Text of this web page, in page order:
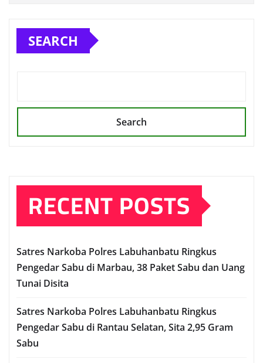
SEARCH
Search
RECENT POSTS
Satres Narkoba Polres Labuhanbatu Ringkus
Pengedar Sabu di Marbau, 38 Paket Sabu dan Uang
Tunai Disita
Satres Narkoba Polres Labuhanbatu Ringkus
Pengedar Sabu di Rantau Selatan, Sita 2,95 Gram
Sabu